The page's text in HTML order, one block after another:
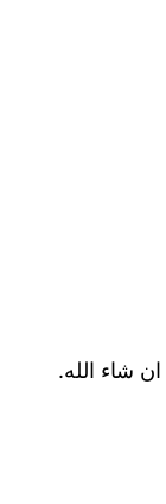
شاء الله.